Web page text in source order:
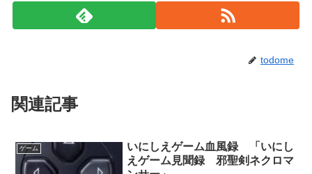
todome
関連記事
ゲーム
いにしえゲーム血風録 「いにし
えゲーム見聞録 邪聖剣ネクロマ